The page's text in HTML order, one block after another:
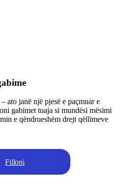
ato janë një pjesë e paçmuar e
gabimet tuaja si mundësi mësimi
e qëndrueshëm drejt qëllimeve
Filloni